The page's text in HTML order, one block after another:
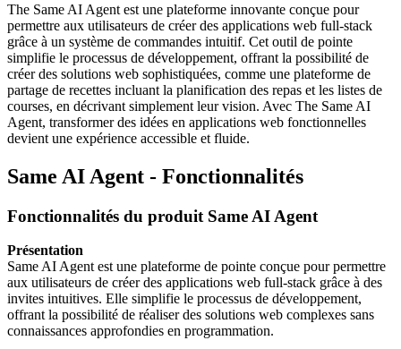
The Same AI Agent est une plateforme innovante conçue pour
permettre aux utilisateurs de créer des applications web full-stack
grâce à un système de commandes intuitif. Cet outil de pointe
simplifie le processus de développement, offrant la possibilité de
créer des solutions web sophistiquées, comme une plateforme de
partage de recettes incluant la planification des repas et les listes de
courses, en décrivant simplement leur vision. Avec The Same AI
Agent, transformer des idées en applications web fonctionnelles
devient une expérience accessible et fluide.
Same AI Agent - Fonctionnalités
Fonctionnalités du produit Same AI Agent
Présentation
Same AI Agent est une plateforme de pointe conçue pour permettre
aux utilisateurs de créer des applications web full-stack grâce à des
invites intuitives. Elle simplifie le processus de développement,
offrant la possibilité de réaliser des solutions web complexes sans
connaissances approfondies en programmation.